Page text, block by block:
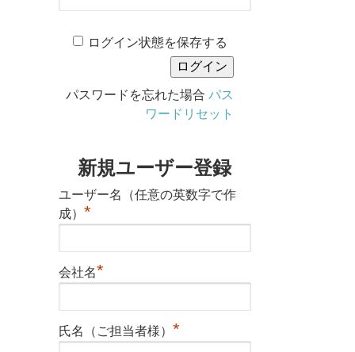
ログイン状態を保存する
パスワードを忘れた場合 パス
ワードリセット
新規ユーザー登録
ユーザー名（任意の英数字で作
成） *
会社名*
氏名（ご担当者様） *